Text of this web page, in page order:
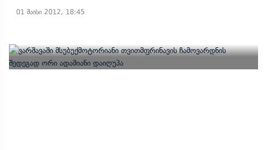
01 მაისი 2012, 18:45